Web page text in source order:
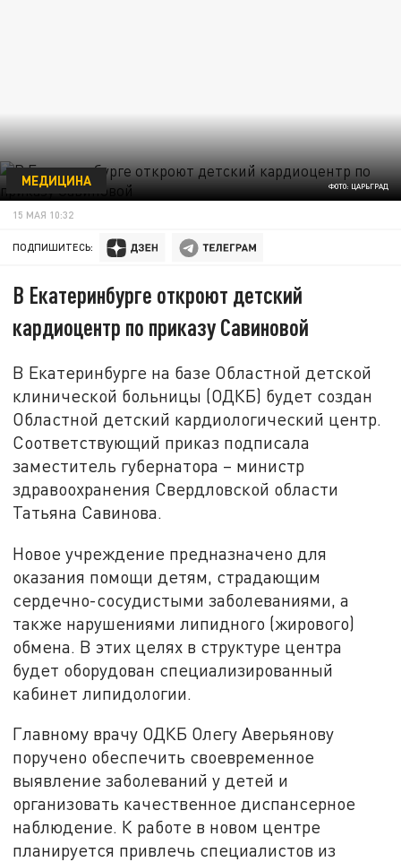
ФОТО: ЦАРЬГРАД
МЕДИЦИНА
15 МАЯ 10:32
ПОДПИШИТЕСЬ:
В Екатеринбурге откроют детский
кардиоцентр по приказу Савиновой
В Екатеринбурге на базе Областной детской
клинической больницы (ОДКБ) будет создан
Областной детский кардиологический центр.
Соответствующий приказ подписала
заместитель губернатора – министр
здравоохранения Свердловской области
Татьяна Савинова.
Новое учреждение предназначено для
оказания помощи детям, страдающим
сердечно-сосудистыми заболеваниями, а
также нарушениями липидного (жирового)
обмена. В этих целях в структуре центра
будет оборудован специализированный
кабинет липидологии.
Главному врачу ОДКБ Олегу Аверьянову
поручено обеспечить своевременное
выявление заболеваний у детей и
организовать качественное диспансерное
наблюдение. К работе в новом центре
планируется привлечь специалистов из